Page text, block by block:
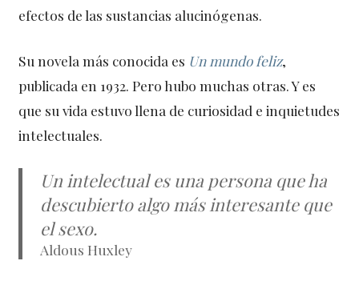
efectos de las sustancias alucinógenas.
Su novela más conocida es Un mundo feliz,
publicada en 1932. Pero hubo muchas otras. Y es
que su vida estuvo llena de curiosidad e inquietudes
intelectuales.
Un intelectual es una persona que ha
descubierto algo más interesante que
el sexo.
Aldous Huxley